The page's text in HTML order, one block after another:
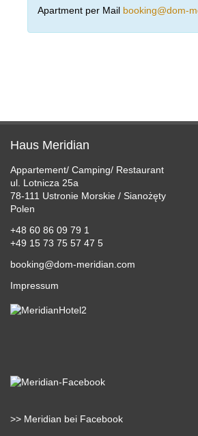
BUCHUNGSANFRAGE
Apartment per Mail booking@dom-
Haus Meridian
Appartement/ Camping/ Restaurant
ul. Lotnicza 25a
78-111 Ustronie Morskie / Sianożęty
Polen
+48 60 86 09 79 1
+49 15 73 75 57 47 5
booking@dom-meridian.com
Impressum
>> Meridian bei Facebook